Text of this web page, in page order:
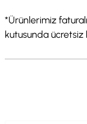
*Ürünlerimiz
kutusunda